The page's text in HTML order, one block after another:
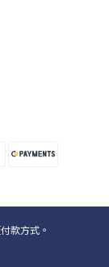
款方式。